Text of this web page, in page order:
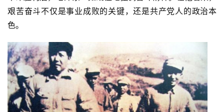
艰苦奋斗不仅是事业成败的关键，还是共产党人的政治本
色。